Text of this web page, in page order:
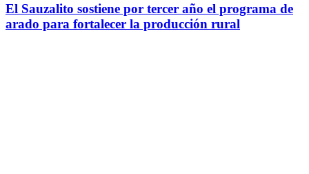
El Sauzalito sostiene por tercer año el programa de
arado para fortalecer la producción rural